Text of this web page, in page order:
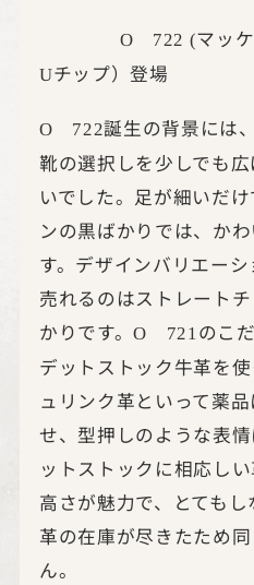
O 722 (マッ
Uチップ）登場
O 722誕生の背景には
靴の選択しを少しでも
いでした。足が細いだ
ンの黒ばかりでは、か
す。デザインバリエーシ
売れるのはストレート
かりです。O 721のこ
デットストック牛革を
ュリンク革といって薬
せ、型押しのような表
ットストックに相応し
高さが魅力で、とてもし
革の在庫が尽きたため
ん。